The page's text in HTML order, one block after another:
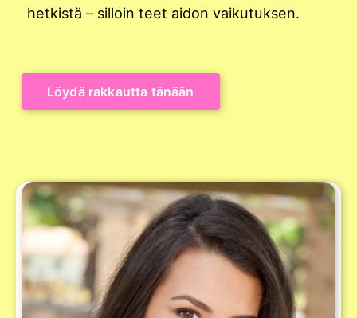
hetkistä – silloin teet aidon vaikutuksen.
Löydä rakkautta tänään